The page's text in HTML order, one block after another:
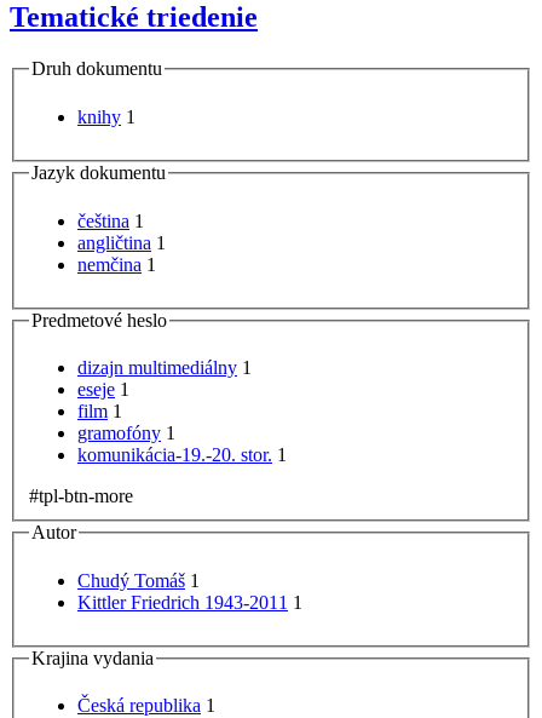
Tematické triedenie
Druh dokumentu
knihy 1
Jazyk dokumentu
čeština 1
angličtina 1
nemčina 1
Predmetové heslo
dizajn multimediálny 1
eseje 1
film 1
gramofóny 1
komunikácia-19.-20. stor. 1
#tpl-btn-more
Autor
Chudý Tomáš 1
Kittler Friedrich 1943-2011 1
Krajina vydania
Česká republika 1